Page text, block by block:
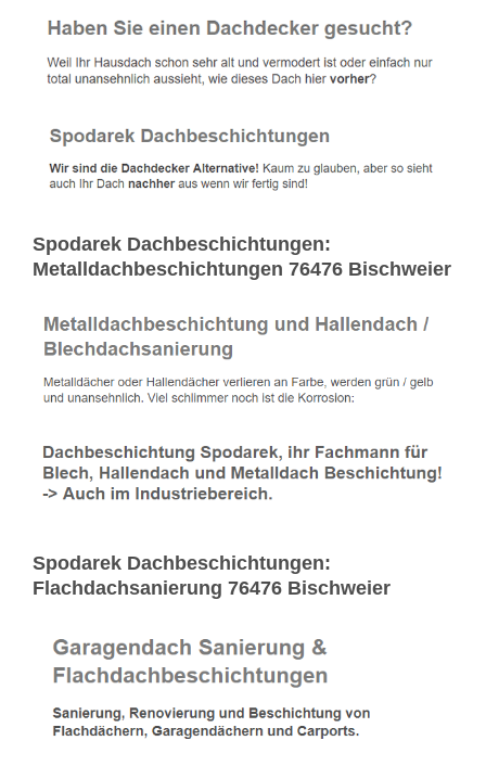
Spodarek Dachbeschichtungen:
Metalldachbeschichtungen 76476 Bischweier
Spodarek Dachbeschichtungen:
Flachdachsanierung 76476 Bischweier